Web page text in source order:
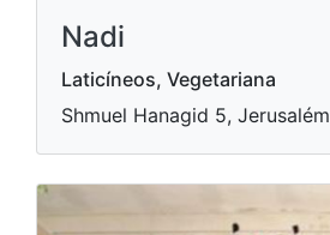
Nadi
Laticíneos, Vegetariana
Shmuel Hanagid 5, Jerusalém